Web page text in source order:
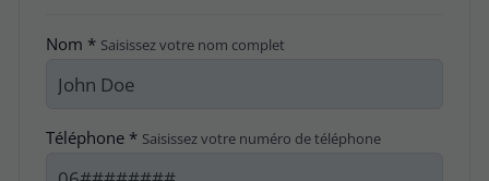
Nom * Saisissez votre nom complet
Téléphone * Saisissez votre numéro de téléphone